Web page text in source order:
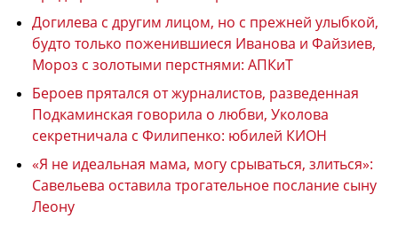
Догилева с другим лицом, но с прежней улыбкой,
будто только поженившиеся Иванова и Файзиев,
Мороз с золотыми перстнями: АПКиТ
Бероев прятался от журналистов, разведенная
Подкаминская говорила о любви, Уколова
секретничала с Филипенко: юбилей КИОН
«Я не идеальная мама, могу срываться, злиться»:
Савельева оставила трогательное послание сыну
Леону